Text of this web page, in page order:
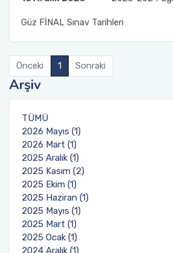
Güz FİNAL Sınav Tarihleri
Önceki 1 Sonraki
Arşiv
TÜMÜ
2026 Mayıs (1)
2026 Mart (1)
2025 Aralık (1)
2025 Kasım (2)
2025 Ekim (1)
2025 Haziran (1)
2025 Mayıs (1)
2025 Mart (1)
2025 Ocak (1)
2024 Aralık (1)